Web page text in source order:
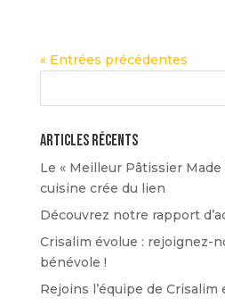
« Entrées précédentes
Articles récents
Le « Meilleur Pâtissier Made
cuisine crée du lien
Découvrez notre rapport
Crisalim évolue : rejoignez-
bénévole !
Rejoins l’équipe de Crisalim